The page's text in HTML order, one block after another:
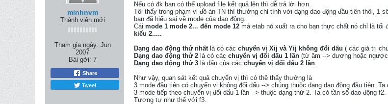
minhnvm
Thành viên mới
Tham gia ngày: Jun
2007
Bài gởi: 7
Share
Tweet
Nếu có đk bạn có thể upload file kết quả lên thì dễ trả lời hơn.
Tôi thấy trong phạm vi đồ án TN thì thường chỉ tính với dạng dao động đầu tiên thôi, 1
bạn đã hiểu sai về mode của dao động.
Cái mode 1 mode 2... đến mode 12 mà etab nó xuất ra cho bạn thực chất nó chỉ là tối
kiểu 2.....
Dạng dao động thứ nhấtlà có các chuyển vị Xij và Yij không đổi dấu ( các giá trị
Dạng dao động thứ 2 là có các chuyển vị đổi dấu 1 lần (từ âm --> dương hoặc
Dạng dao động thứ 3 là dấu của các chuyển vị đổi dấu 2 lần.
Như vậy, quan sát kết quả chuyển vị thì có thê thấy thường là
3 mode đầu tiên có chuyển vị không đổi dấu --> chúng thuộc dạng dao động đầu tiên.
3 mode tiếp theo chuyển vị đổi dấu 1 lần --> thuộc dạng thứ 2. Ta có tần số dao động f2.
Tương tự như thế với f3.